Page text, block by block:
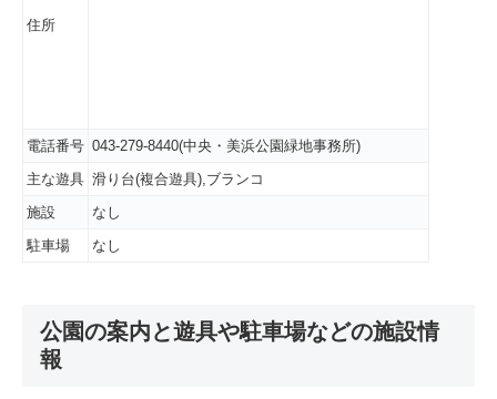
住所
電話番号 043-279-8440(中央・美浜公園緑地事務所)
主な遊具 滑り台(複合遊具),ブランコ
施設
なし
駐車場
なし
公園の案内と遊具や駐車場などの施設情
報